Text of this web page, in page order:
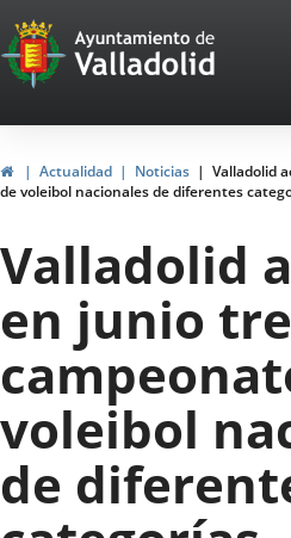
Portal
Web
del
Ayuntamiento
de
Valladolid
InicioActualidad Noticias
Valladolid
de voleibol nacionales de diferentes
Valladolid
en junio
voleibol
de